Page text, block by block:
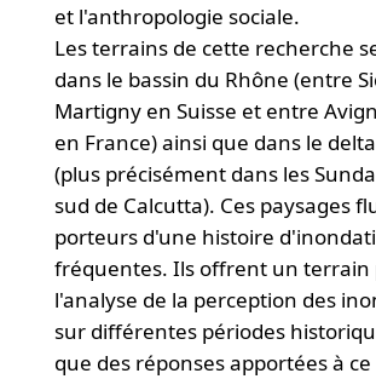
et l'anthropologie sociale.
Les terrains de cette recherche
dans le bassin du Rhône (entre
Martigny en Suisse et entre
en France) ainsi que dans le
(plus précisément dans les
sud de Calcutta). Ces paysages
porteurs d'une histoire
fréquentes. Ils offrent un terrain
l'analyse de la perception des
sur différentes périodes
que des réponses apportées à